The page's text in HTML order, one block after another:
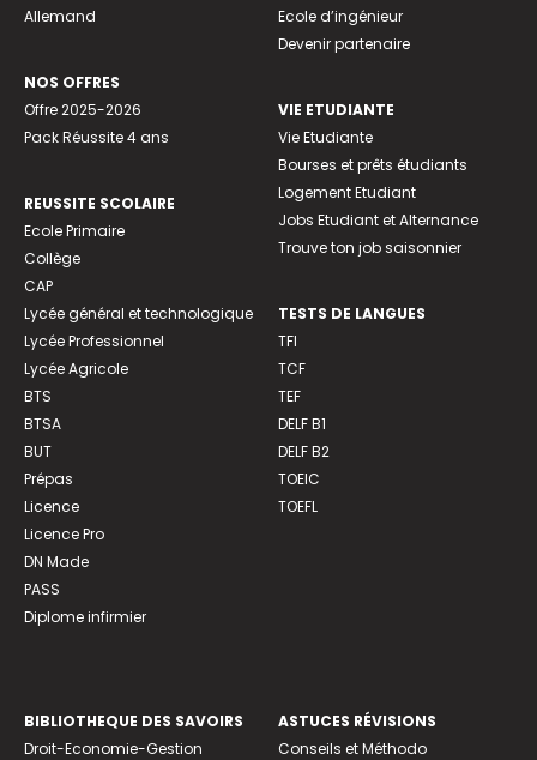
Allemand
NOS OFFRES
Offre 2025-2026
Pack Réussite 4 ans
REUSSITE SCOLAIRE
Ecole Primaire
Collège
CAP
Lycée général et technologique
Lycée Professionnel
Lycée Agricole
BTS
BTSA
BUT
Prépas
Licence
Licence Pro
DN Made
PASS
Diplome infirmier
Ecole d’ingénieur
Devenir partenaire
VIE ETUDIANTE
Vie Etudiante
Bourses et prêts étudiants
Logement Etudiant
Jobs Etudiant et Alternance
Trouve ton job saisonnier
TESTS DE LANGUES
TFI
TCF
TEF
DELF B1
DELF B2
TOEIC
TOEFL
BIBLIOTHEQUE DES SAVOIRS
Droit-Economie-Gestion
ASTUCES RÉVISIONS
Conseils et Méthodo